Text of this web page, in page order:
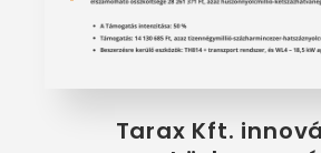
Tarax Kft.